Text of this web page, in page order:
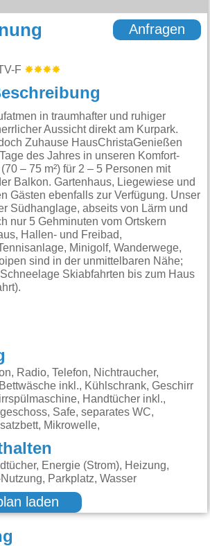
F
Anfragen
in traumhafter und ruhiger
Aussicht direkt am Kurpark.
Zuhause HausChristaGenießen
des Jahres in unseren Komfort-
– 75 m²) für 2 – 5 Personen mit
Balkon. Gartenhaus, Liegewiese und
Gästen ebenfalls zur Verfügung. Unser
Südhanglage, abseits von Lärm und
nur 5 Gehminuten vom Ortskern
Hallen- und Freibad,
Minigolf, Wanderwege,
sind in der unmittelbaren Nähe;
Skiabfahrten bis zum Haus
Radio, Telefon, Nichtraucher,
inkl., Kühlschrank, Geschirr
Handtücher inkl.,
Safe, separates WC,
Mikrowelle,
Energie (Strom), Heizung,
Parkplatz, Wasser
laden